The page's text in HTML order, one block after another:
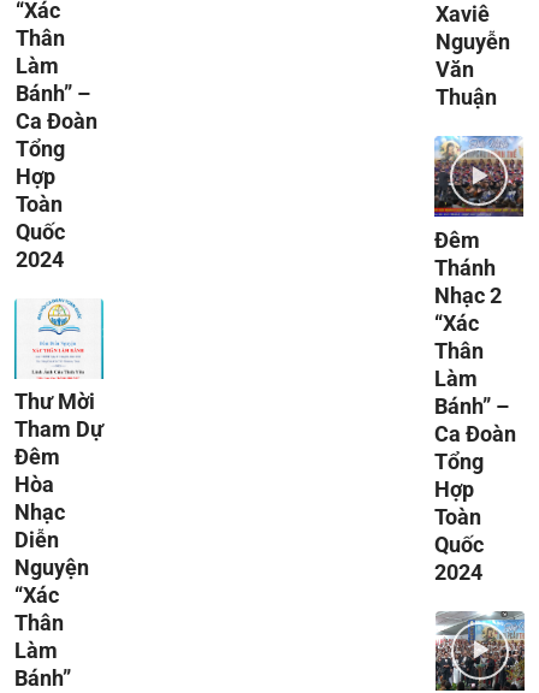
“Xác
Thân
Làm
Bánh” –
Ca Đoàn
Tổng
Hợp
Toàn
Quốc
2024
Thư Mời
Tham Dự
Đêm
Hòa
Nhạc
Diễn
Nguyện
“Xác
Thân
Làm
Bánh”
Xaviê
Nguyễn
Văn
Thuận
Đêm
Thánh
Nhạc 2
“Xác
Thân
Làm
Bánh” –
Ca Đoàn
Tổng
Hợp
Toàn
Quốc
2024